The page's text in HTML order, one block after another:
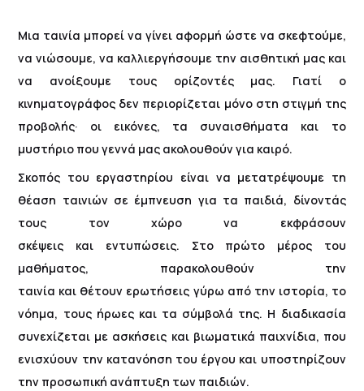
Μια ταινία μπορεί να γίνει αφορμή ώστε να σκεφτούμε,
να νιώσουμε, να καλλιεργήσουμε την αισθητική μας και
να ανοίξουμε τους ορίζοντές μας. Γιατί ο
κινηματογράφος δεν περιορίζεται μόνο στη στιγμή της
προβολής· οι εικόνες, τα συναισθήματα και το
μυστήριο που γεννά μας ακολουθούν για καιρό.
Σκοπός του εργαστηρίου είναι να μετατρέψουμε τη
θέαση ταινιών σε έμπνευση για τα παιδιά, δίνοντάς
τους τον χώρο να εκφράσουν
σκέψεις και εντυπώσεις. Στο πρώτο μέρος του
μαθήματος, παρακολουθούν την
ταινία και θέτουν ερωτήσεις γύρω από την ιστορία, το
νόημα, τους ήρωες και τα σύμβολά της. Η διαδικασία
συνεχίζεται με ασκήσεις και βιωματικά παιχνίδια, που
ενισχύουν την κατανόηση του έργου και υποστηρίζουν
την προσωπική ανάπτυξη των παιδιών.